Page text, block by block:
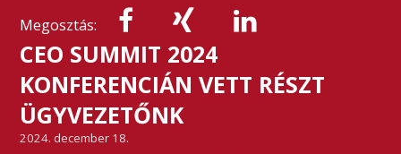
Megosztás:
CEO SUMMIT 2024
KONFERENCIÁN VETT RÉSZT
ÜGYVEZETŐNK
2024. december 18.